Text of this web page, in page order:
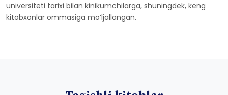
universiteti tarixi bilan kinikumchilarga, shuningdek, keng
kitobxonlar ommasiga moʼljallangan.